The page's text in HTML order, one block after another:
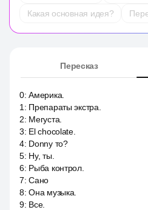
Какая основная идея?
Пересказ
0:Америка.
1 : Препараты экстра.
2: Мегуста.
3: El chocolate.
4: Donny то?
5: Ну, ты.
6: Рыба контрол.
7:Сано
8:Она музыка.
9: Все.